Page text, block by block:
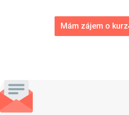
Mám zájem o kurz